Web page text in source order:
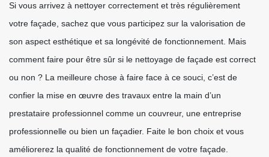
Si vous arrivez à nettoyer correctement et très régulièrement
votre façade, sachez que vous participez sur la valorisation de
son aspect esthétique et sa longévité de fonctionnement. Mais
comment faire pour être sûr si le nettoyage de façade est correct
ou non ? La meilleure chose à faire face à ce souci, c’est de
confier la mise en œuvre des travaux entre la main d’un
prestataire professionnel comme un couvreur, une entreprise
professionnelle ou bien un façadier. Faite le bon choix et vous
améliorerez la qualité de fonctionnement de votre façade.